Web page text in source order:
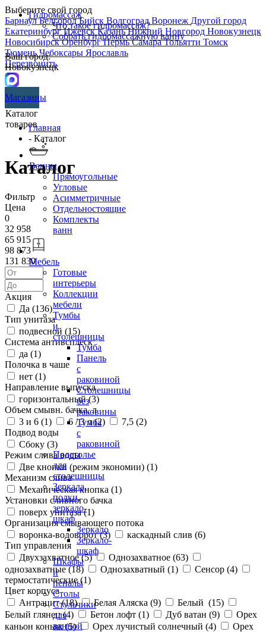
Выберите свой город
БарнаулБелгородБийск ВолгоградВоронеж Другой город
ЕкатеринбургИжевскКазаньНижний Новгород Новокузнецк
НовосибирскОренбургПермьСамараТольятти Томск
ТюменьЧебоксары Ярославль
Перезвонить
Гидромассаж
Что такое гидромассаж?
Собрать гидромассажную ванну
Ваш город:
Новокузнецк
Магазины
Каталог
товаров
Ванны
Прямоугольные
Угловые
Асимметричные
Отдельностоящие
Комплекты
ванн
Мебель
Готовые
интерьеры
Коллекции
мебели
Тумбы
и
столешницы
Тумба
Панель
с
раковиной
Столешницы
без
раковины
Тумба
с
раковиной
Подстолье
для
столешницы
Зеркала,
полки,
зеркало-
шкаф
Зеркало
Зеркало-
шкаф
Шкафы
и
пеналы
Столы
Стульчики
для
ванной
Главная
- Каталог
Каталог
Фильтр
Цена
0
32 958
65 915
98 873
131 830
Акция
Да (136)
Тип унитаза
подвесной (15)
Система антивсплеск
да (1)
Полочка в чаше
нет (1)
Направление выпуска
горизонтальный (3)
Объем смывн. бачка, л
3 и 6 (1) 6 / 3 л (2) 7,5 (2)
Подвод воды
Сбоку (3)
Режим слива воды
Две кнопки (режим экономии) (1)
Механизм слива
Механическая кнопка (1)
Установки сливного бачка
поверх унитаза (1)
Организация смывающего потока
воронка-водоворот (3) каскадный слив (6)
Тип управления
Двухзахватное (5) Однозахватное (63)
однозахватные (18) Однозахватный (1) Сенсор (4)
термостатические (1)
Цвет корпуса
Антрацит (18) Белая Аляска (9) Белый (15)
Белый глянец (4) Бетон лофт (1) Дуб ватан (9)
Орех
каньон коньяк (5) Орех лучистый солнечный (4)
Орех